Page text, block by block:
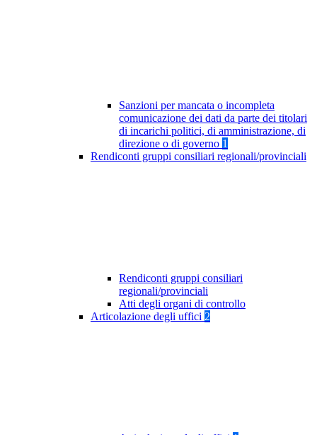
Sanzioni per mancata o incompleta
comunicazione dei dati da parte dei titolari
di incarichi politici, di amministrazione, di
direzione o di governo 1
Rendiconti gruppi consiliari regionali/provinciali
Rendiconti gruppi consiliari
regionali/provinciali
Atti degli organi di controllo
Articolazione degli uffici 2